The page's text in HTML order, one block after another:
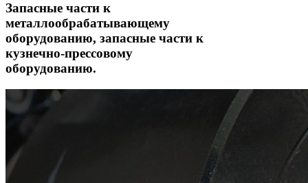
Запасные части к
металлообрабатывающему
оборудованию, запасные части к
кузнечно-прессовому
оборудованию.